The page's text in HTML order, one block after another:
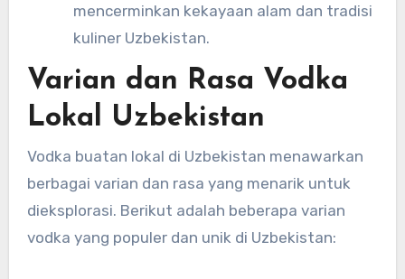
mencerminkan kekayaan alam dan tradisi
kuliner Uzbekistan.
Varian dan Rasa Vodka
Lokal Uzbekistan
Vodka buatan lokal di Uzbekistan menawarkan
berbagai varian dan rasa yang menarik untuk
dieksplorasi. Berikut adalah beberapa varian
vodka yang populer dan unik di Uzbekistan: